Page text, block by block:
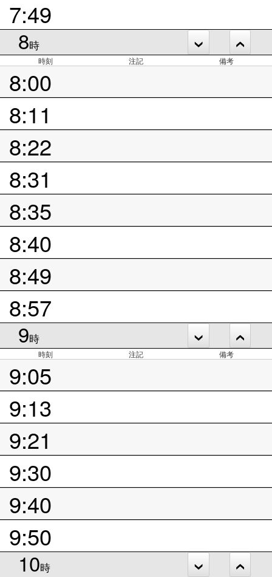
7:49
8時
時刻 注記 備考
8:00
8:11
8:22
8:31
8:35
8:40
8:49
8:57
9時
時刻 注記 備考
9:05
9:13
9:21
9:30
9:40
9:50
10時